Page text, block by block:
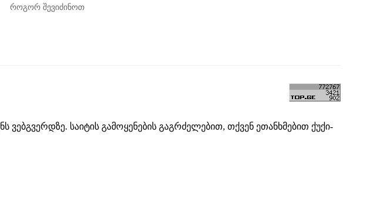
როგორ შევიძინოთ
საიტის გამოყენების გაგრძელებით, თქვენ ეთანხმებით ქუქი-